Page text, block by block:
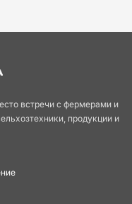
встречи с фермерами и
продукции и